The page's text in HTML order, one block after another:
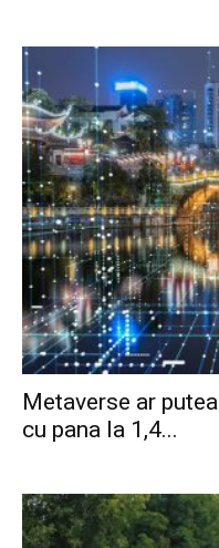
Metaverse ar
cu pana la 1,4...